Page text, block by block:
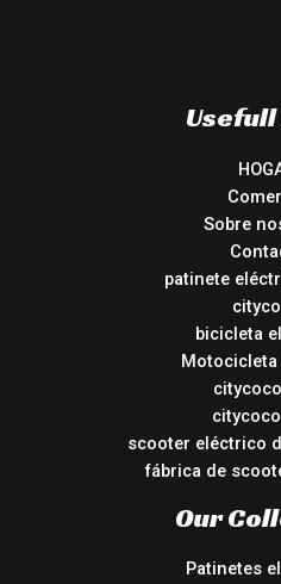
Usefull
Sobre
patinete
bicicleta
scooter eléctrico
fábrica de
Our
Patinetes